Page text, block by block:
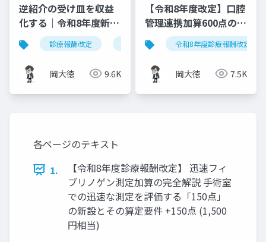
逆紹介の受け皿を収益
化する｜令和8年度新設
「特定機能病院等紹介
患者受入加算」完全実
践ガイド
診療報酬改定 特定機能病院等紹介患者受入加算
岡大徳 9.6K
【令和8年度改定】口腔
管理連携加算600点の算
定要件・施設基準まと
め
令和8年度診療報酬改定
岡大徳 7.5K
各ページのテキスト
1.
【令和8年度診療報酬改定】 迅速フィ
ブリノゲン測定加算の完全解説 手術室
での迅速な測定を評価する「150点」
の新設とその算定要件 +150点 (1,500
円相当)